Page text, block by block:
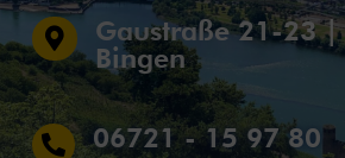

Gaustraße 21-23
Bingen
 06721 - 15 97 80